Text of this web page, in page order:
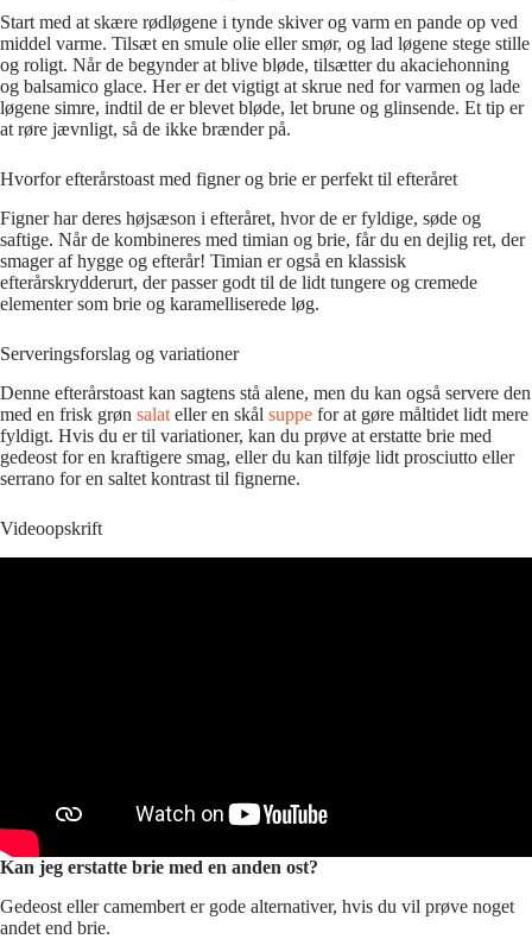
Start med at skære rødløgene i tynde skiver og varm en pande op ved
middel varme. Tilsæt en smule olie eller smør, og lad løgene stege stille
og roligt. Når de begynder at blive bløde, tilsætter du akaciehonning
og balsamico glace. Her er det vigtigt at skrue ned for varmen og lade
løgene simre, indtil de er blevet bløde, let brune og glinsende. Et tip er
at røre jævnligt, så de ikke brænder på.
Hvorfor efterårstoast med figner og brie er perfekt til efteråret
Figner har deres højsæson i efteråret, hvor de er fyldige, søde og
saftige. Når de kombineres med timian og brie, får du en dejlig ret, der
smager af hygge og efterår! Timian er også en klassisk
efterårskrydderurt, der passer godt til de lidt tungere og cremede
elementer som brie og karamelliserede løg.
Serveringsforslag og variationer
Denne efterårstoast kan sagtens stå alene, men du kan også servere den
med en frisk grøn salat eller en skål suppe for at gøre måltidet lidt mere
fyldigt. Hvis du er til variationer, kan du prøve at erstatte brie med
gedeost for en kraftigere smag, eller du kan tilføje lidt prosciutto eller
serrano for en saltet kontrast til fignerne.
Videoopskrift
Kan jeg erstatte brie med en anden ost?
Gedeost eller camembert er gode alternativer, hvis du vil prøve noget
andet end brie.